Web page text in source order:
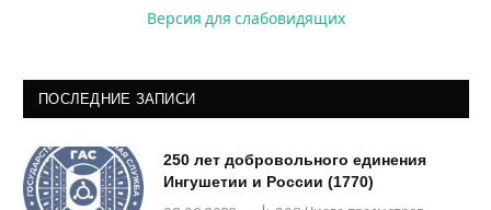
Версия для слабовидящих
ПОСЛЕДНИЕ ЗАПИСИ
250 лет добровольного единения
Ингушетии и России (1770)